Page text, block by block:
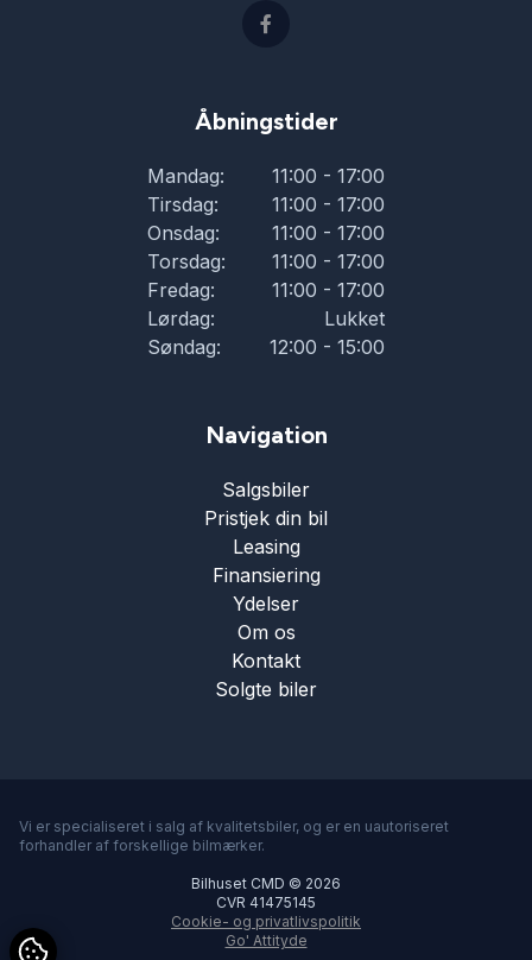
Åbningstider
Mandag:
11:00 - 17:00
Tirsdag:
11:00 - 17:00
Onsdag:
11:00 - 17:00
Torsdag:
11:00 - 17:00
Fredag:
11:00 - 17:00
Lørdag:
Lukket
Søndag:
12:00 - 15:00
Navigation
Salgsbiler
Pristjek din bil
Leasing
Finansiering
Ydelser
Om os
Kontakt
Solgte biler
Vi er specialiseret i salg af kvalitetsbiler, og er en uautoriseret
forhandler af forskellige bilmærker.
Bilhuset CMD © 2026
CVR 41475145
Cookie- og privatlivspolitik
Go' Attityde